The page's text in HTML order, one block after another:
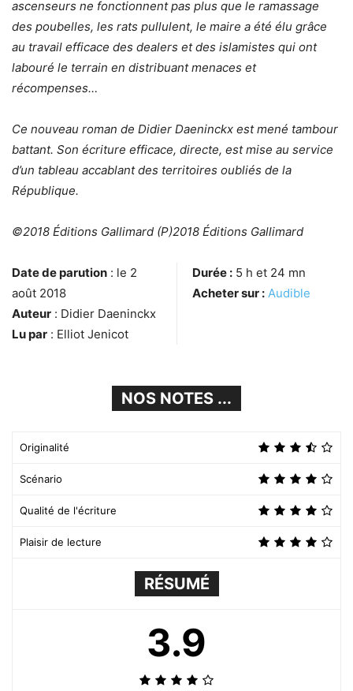
ascenseurs ne fonctionnent pas plus que le ramassage
des poubelles, les rats pullulent, le maire a été élu grâce
au travail efficace des dealers et des islamistes qui ont
labouré le terrain en distribuant menaces et
récompenses…
Ce nouveau roman de Didier Daeninckx est mené tambour
battant. Son écriture efficace, directe, est mise au service
d’un tableau accablant des territoires oubliés de la
République.
©2018 Éditions Gallimard (P)2018 Éditions Gallimard
Date de parution : le 2
août 2018
Auteur : Didier Daeninckx
Lu par : Elliot Jenicot
Durée : 5 h et 24 mn
Acheter sur : Audible
NOS NOTES ...
Originalité
Scénario
Qualité de l'écriture
Plaisir de lecture
RÉSUMÉ
3.9